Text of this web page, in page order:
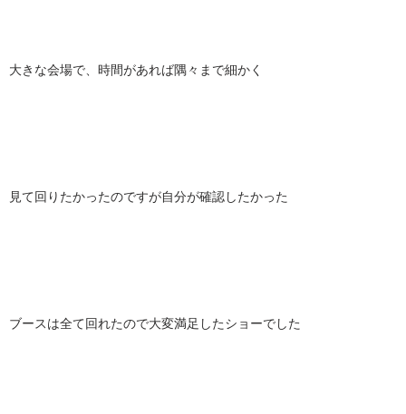
大きな会場で、時間があれば隅々まで細かく
見て回りたかったのですが自分が確認したかった
ブースは全て回れたので大変満足したショーでした